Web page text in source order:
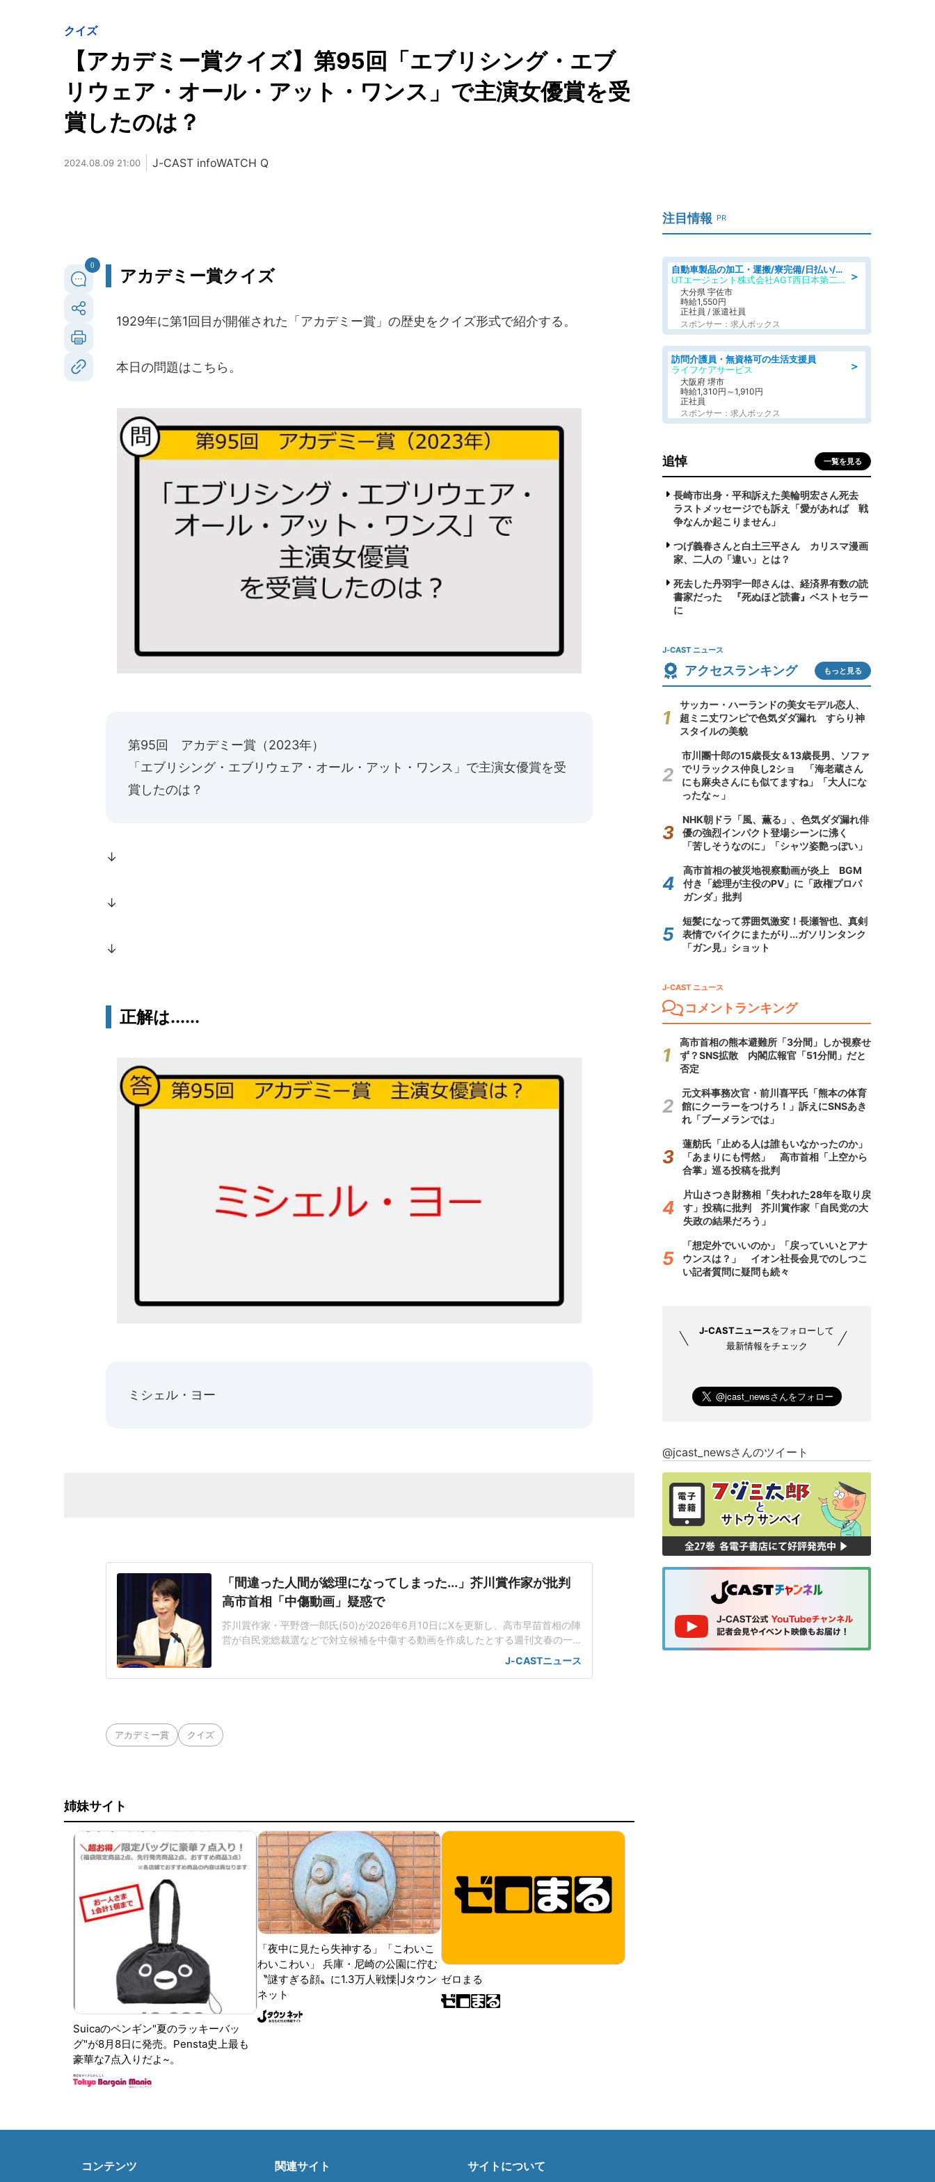
クイズ
【アカデミー賞クイズ】第95回「エブリシング・エブ
リウェア・オール・アット・ワンス」で主演女優賞を受
賞したのは？
2024.08.09 21:00 J-CAST infoWATCH Q
0
アカデミー賞クイズ
1929年に第1回目が開催された「アカデミー賞」の歴史をクイズ形式で紹介する。
本日の問題はこちら。
第95回 アカデミー賞（2023年）
「エブリシング・エブリウェア・オール・アット・ワンス」で主演女優賞を受
賞したのは？
↓
↓
↓
正解は......
ミシェル・ヨー
「間違った人間が総理になってしまった...」芥川賞作家が批判
高市首相「中傷動画」疑惑で
芥川賞作家・平野啓一郎氏(50)が2026年6月10日にXを更新し、高市早苗首相の陣
営が自民党総裁選などで対立候補を中傷する動画を作成したとする週刊文春の一
連の報道を巡り、自身の見解を示した。この投稿がSNS上で大きな注目を集めて
いる。平野氏「元の世界に戻るべき」週刊文春は4月29日付の記事で、25年秋の
J-CASTニュース
アカデミー賞 クイズ
姉妹サイト
Suicaのペンギン"夏のラッキーバッ
グ"が8月8日に発売。Pensta史上最も
豪華な7点入りだよ~。
「夜中に見たら失神する」「こわいこ
わいこわい」 兵庫・尼崎の公園に佇む
〝謎すぎる顔〟に1.3万人戦慄|Jタウン
ネット
ゼロまる
注目情報 PR
＞
自動車製品の加工・運搬/寮完備/日払い/工場・製造
UTエージェント株式会社AGT西日本第二CU
大分県 宇佐市
時給1,550円
正社員 / 派遣社員
スポンサー：求人ボックス
＞
訪問介護員・無資格可の生活支援員
ライフケアサービス
大阪府 堺市
時給1,310円～1,910円
正社員
スポンサー：求人ボックス
追悼 一覧を見る
長崎市出身・平和訴えた美輪明宏さん死去
ラストメッセージでも訴え「愛があれば 戦
争なんか起こりません」
つげ義春さんと白土三平さん カリスマ漫画
家、二人の「違い」とは？
死去した丹羽宇一郎さんは、経済界有数の読
書家だった 『死ぬほど読書』ベストセラー
に
J-CAST ニュース
アクセスランキング もっと見る
サッカー・ハーランドの美女モデル恋人、
超ミニ丈ワンピで色気ダダ漏れ すらり神
スタイルの美貌
市川團十郎の15歳長女＆13歳長男、ソファ
でリラックス仲良し2ショ 「海老蔵さん
にも麻央さんにも似てますね」「大人にな
ったな～」
NHK朝ドラ「風、薫る」、色気ダダ漏れ俳
優の強烈インパクト登場シーンに沸く
「苦しそうなのに」「シャツ姿艶っぽい」
高市首相の被災地視察動画が炎上 BGM
付き「総理が主役のPV」に「政権プロパ
ガンダ」批判
短髪になって雰囲気激変！長瀬智也、真剣
表情でバイクにまたがり...ガソリンタンク
「ガン見」ショット
J-CAST ニュース
コメントランキング
高市首相の熊本避難所「3分間」しか視察せ
ず？SNS拡散 内閣広報官「51分間」だと
否定
元文科事務次官・前川喜平氏「熊本の体育
館にクーラーをつけろ！」訴えにSNSあき
れ「ブーメランでは」
蓮舫氏「止める人は誰もいなかったのか」
「あまりにも愕然」 高市首相「上空から
合掌」巡る投稿を批判
片山さつき財務相「失われた28年を取り戻
す」投稿に批判 芥川賞作家「自民党の大
失政の結果だろう」
「想定外でいいのか」「戻っていいとアナ
ウンスは？」 イオン社長会見でのしつこ
い記者質問に疑問も続々
J-CASTニュースをフォローして
最新情報をチェック
@jcast_newsさんのツイート
コンテンツ 関連サイト サイトについて